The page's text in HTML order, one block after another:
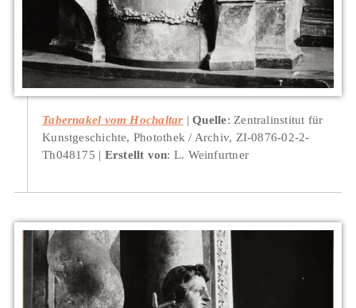
Tabernakel vom Hochaltar Quelle: Zentralinstitut für
Kunstgeschichte, Photothek / Archiv, ZI-0876-02-2-
Th048175
Erstellt von: L. Weinfurtner